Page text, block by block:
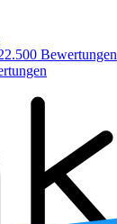
Bewertungen